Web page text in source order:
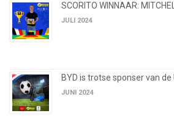
SCORITO WINNAAR:
JULI 2024
BYD is trotse sponser van de
JUNI 2024